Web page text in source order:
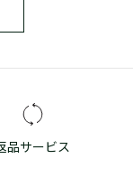
品サービス